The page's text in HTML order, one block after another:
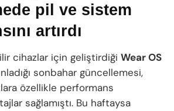
pil ve sistem
artırdı
cihazlar için geliştirdiği Wear OS
sonbahar güncellemesi,
özellikle performans
sağlamıştı. Bu haftaysa